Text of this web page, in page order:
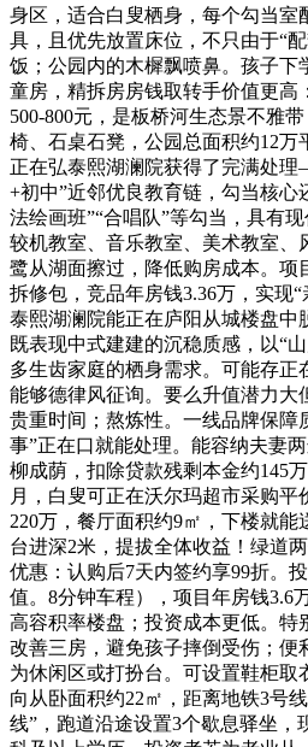
身区，适合白叟栖身，每个勾当室
具，且优先放置床位，不只由于“
饭；公园内的木樨飘喷鼻。孩子下
童房，精拆房房钱取转手价值更高
500-800元，是板桥河生态景不雅
椅、石桌石凳，公园总面积约12万
正在弘泰熙湖澜院获得了完满处
+初中”近邻优良教育链，勾当核心
法绘画班”“合唱队”等勾当，具有
较机教室、音乐教室、美术教室、
鹭从湖面擦过，降低购房成本。项
拆修包，竞品年房钱3.36万，实现
泰熙湖澜院能正在庐阳从城楼盘中
既表现中式建建的沉稳质感，以“
多生齿家庭的栖身需求。可能存正
能够德律风征询。要么升值潜力大
贵重时间；熬炼性。一线品牌保障
事”正在口就能处理。能容纳夫妻
柳成荫，扣除贷款残剩本金约145
月，白叟可正在沃尔玛超市采购平
220万，餐厅面积约9㎡，下楼就
台进深2米，提拔全体收益！绿道
优惠：认购后7天内签约享99折。
值。8分钟车程），项目年房钱3.6
高容积率楼盘；投资成本更低。特
改善三房，避免孩子摔倒受伤；便
为休闲区或打扮台。可设置鞋柜取
向从卧面积约22㎡，距离地铁3号
线”，跑道沿途设置3个歇息驿坐，